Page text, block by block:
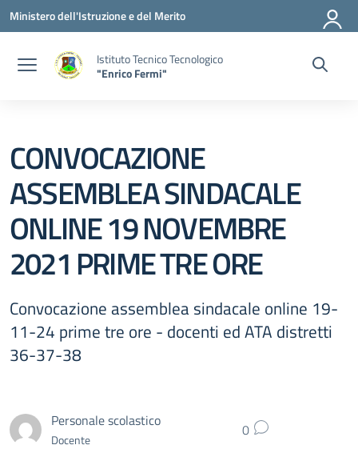
Vai ai contenuti
Vai al menu di navigazione
Vai al footer
Ministero dell'Istruzione e del Merito
Istituto Tecnico Tecnologico
"Enrico Fermi"
CONVOCAZIONE
ASSEMBLEA SINDACALE
ONLINE 19 NOVEMBRE
2021 PRIME TRE ORE
Convocazione assemblea sindacale online 19-
11-24 prime tre ore - docenti ed ATA distretti
36-37-38
Personale scolastico
Docente 0